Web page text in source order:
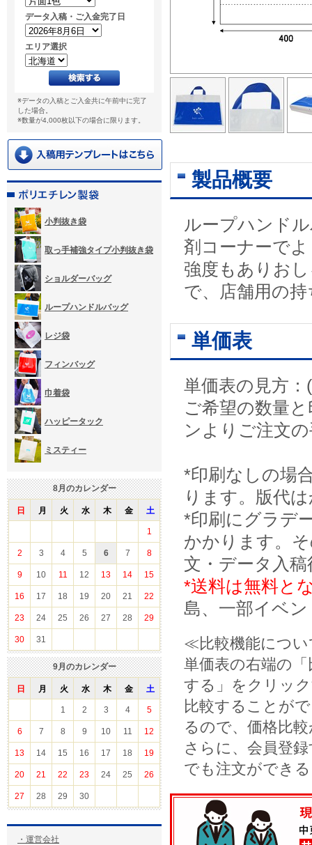
データ入稿・ご入金完了日
エリア選択
※データの入稿とご入金共に午前中に完了
した場合。
※数量が4,000枚以下の場合に限ります。
小判抜き袋
取っ手補強タイプ小判抜き袋
ショルダーバッグ
ループハンドルバッグ
レジ袋
フィンバッグ
巾着袋
ハッピータック
ミスティー
8月のカレンダー
日 月 火 水 木 金 土
1
2 3 4 5 6 7 8
9 10 11 12 13 14 15
16 17 18 19 20 21 22
23 24 25 26 27 28 29
30 31
9月のカレンダー
日 月 火 水 木 金 土
1 2 3 4 5
6 7 8 9 10 11 12
13 14 15 16 17 18 19
20 21 22 23 24 25 26
27 28 29 30
・運営会社
製品概要
ループハンド
剤コーナーで
強度もありお
で、店舗用の
単価表
単価表の見方
ご希望の数量
ンよりご注文
*印刷なしの場
ります。版代
*印刷にグラデ
かかります。
文・データ入
*送料は無料と
島、一部イベ
≪比較機能につ
単価表の右端の
する」をクリッ
比較することが
るので、価格比
さらに、会員登
でも注文ができ